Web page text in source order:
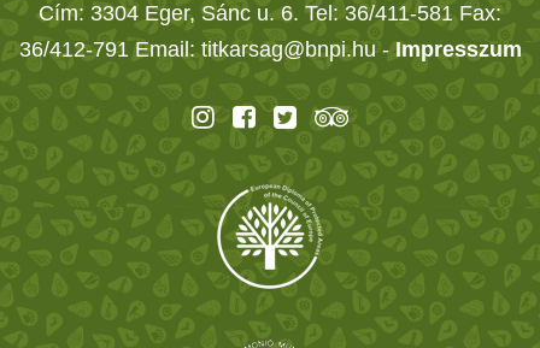
Cím: 3304 Eger, Sánc u. 6. Tel: 36/411-581 Fax:
36/412-791 Email: titkarsag@bnpi.hu - Impresszum